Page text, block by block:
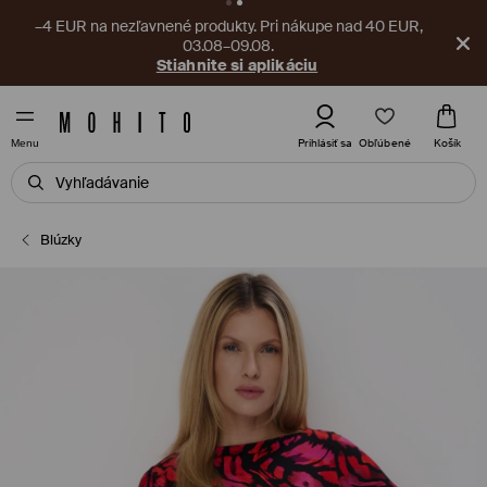
–4 EUR na nezľavnené produkty. Pri nákupe nad 40 EUR,
03.08–09.08.
Stiahnite si aplikáciu
Menu Prihlásiť sa Obľúbené Košík
Blúzky